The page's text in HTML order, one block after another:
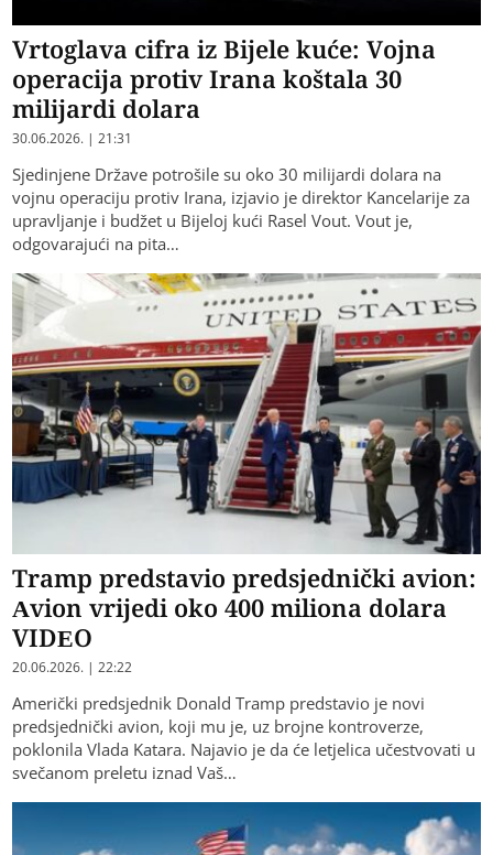
Vrtoglava cifra iz Bijele kuće: Vojna
operacija protiv Irana koštala 30
milijardi dolara
30.06.2026. | 21:31
Sjedinjene Države potrošile su oko 30 milijardi dolara na
vojnu operaciju protiv Irana, izjavio je direktor Kancelarije za
upravljanje i budžet u Bijeloj kući Rasel Vout. Vout je,
odgovarajući na pita…
Tramp predstavio predsjednički avion:
Avion vrijedi oko 400 miliona dolara
VIDEO
20.06.2026. | 22:22
Američki predsjednik Donald Tramp predstavio je novi
predsjednički avion, koji mu je, uz brojne kontroverze,
poklonila Vlada Katara. Najavio je da će letjelica učestvovati u
svečanom preletu iznad Vaš…